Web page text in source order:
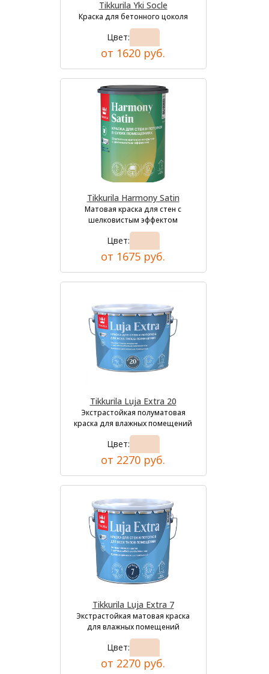
Tikkurila Yki Socle
Краска для бетонного цоколя
Цвет:
от 1620 руб.
Tikkurila Harmony Satin
Матовая краска для стен с
шелковистым эффектом
Цвет:
от 1675 руб.
Tikkurila Luja Extra 20
Экстрастойкая полуматовая
краска для влажных помещений
Цвет:
от 2270 руб.
Tikkurila Luja Extra 7
Экстрастойкая матовая краска
для влажных помещений
Цвет:
от 2270 руб.